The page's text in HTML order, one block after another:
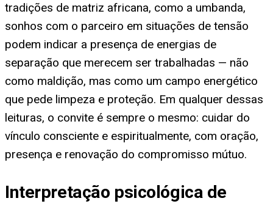
tradições de matriz africana, como a umbanda,
sonhos com o parceiro em situações de tensão
podem indicar a presença de energias de
separação que merecem ser trabalhadas — não
como maldição, mas como um campo energético
que pede limpeza e proteção. Em qualquer dessas
leituras, o convite é sempre o mesmo: cuidar do
vínculo consciente e espiritualmente, com oração,
presença e renovação do compromisso mútuo.
Interpretação psicológica de